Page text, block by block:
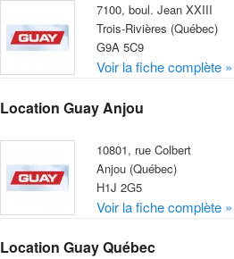
7100, boul. Jean XXIII
Trois-Rivières (Québec)
G9A 5C9
Voir la fiche complète »
Location Guay Anjou
10801, rue Colbert
Anjou (Québec)
H1J 2G5
Voir la fiche complète »
Location Guay Québec